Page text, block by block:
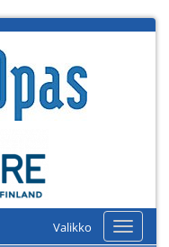
Valikko Valikko